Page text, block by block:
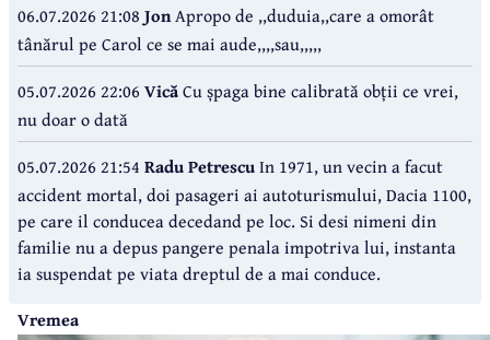
06.07.2026 21:08 JonApropo de ,,duduia,,care a omorât
tânărul pe Carol ce se mai aude,,,,sau,,,,,
05.07.2026 22:06 VicăCu șpaga bine calibrată obții ce vrei,
nu doar o dată
05.07.2026 21:54 Radu PetrescuIn 1971, un vecin a facut
accident mortal, doi pasageri ai autoturismului, Dacia 1100,
pe care il conducea decedand pe loc. Si desi nimeni din
familie nu a depus pangere penala impotriva lui, instanta
ia suspendat pe viata dreptul de a mai conduce.
Vremea